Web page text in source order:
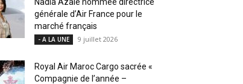
générale d’Air France pour le
marché français
- A LA UNE 9 juillet 2026
Royal Air Maroc Cargo sacrée «
Compagnie de l’année –